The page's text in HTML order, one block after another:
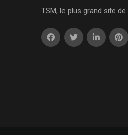
TSM, le plus grand site